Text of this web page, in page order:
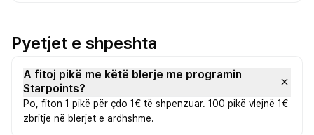
Pyetjet e shpeshta
A fitoj pikë me këtë blerje me programin
Starpoints?
Po, fiton 1 pikë për çdo 1€ të shpenzuar. 100 pikë vlejnë 1€
zbritje në blerjet e ardhshme.